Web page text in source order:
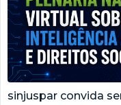
sinjuspar convida